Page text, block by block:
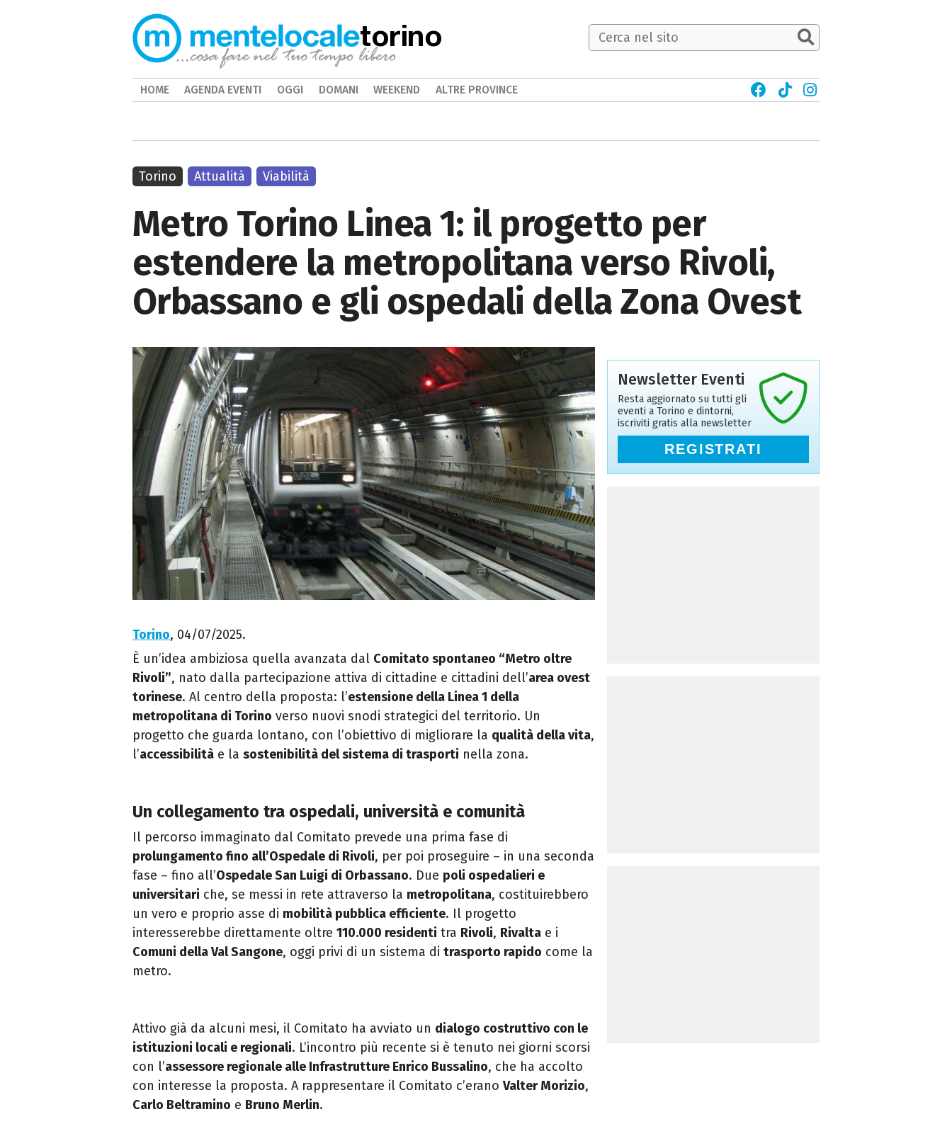
Metro Torino Linea 1: il progetto per
estendere la metropolitana verso Rivoli,
Orbassano e gli ospedali della Zona Ovest
Torino, 04/07/2025.
È un’idea ambiziosa quella avanzata dal Comitato spontaneo “Metro oltre
Rivoli”, nato dalla partecipazione attiva di cittadine e cittadini dell’area ovest
torinese. Al centro della proposta: l’estensione della Linea 1 della
metropolitana di Torino verso nuovi snodi strategici del territorio. Un
progetto che guarda lontano, con l’obiettivo di migliorare la qualità della vita,
l’accessibilità e la sostenibilità del sistema di trasporti nella zona.
Un collegamento tra ospedali, università e comunità
Il percorso immaginato dal Comitato prevede una prima fase di
prolungamento fino all’Ospedale di Rivoli, per poi proseguire – in una seconda
fase – fino all’Ospedale San Luigi di Orbassano. Due poli ospedalieri e
universitari che, se messi in rete attraverso la metropolitana, costituirebbero
un vero e proprio asse di mobilità pubblica efficiente. Il progetto
interesserebbe direttamente oltre 110.000 residenti tra Rivoli, Rivalta e i
Comuni della Val Sangone, oggi privi di un sistema di trasporto rapido come la
metro.
Attivo già da alcuni mesi, il Comitato ha avviato un dialogo costruttivo con le
istituzioni locali e regionali. L’incontro più recente si è tenuto nei giorni scorsi
con l’assessore regionale alle Infrastrutture Enrico Bussalino, che ha accolto
con interesse la proposta. A rappresentare il Comitato c’erano Valter Morizio,
Carlo Beltramino e Bruno Merlin.
Torino Attualità Viabilità
Newsletter Eventi
Resta aggiornato su tutti gli
eventi a Torino e dintorni,
iscriviti gratis alla newsletter
REGISTRATI
torino
HOME AGENDA EVENTI OGGI DOMANI WEEKEND ALTRE PROVINCE